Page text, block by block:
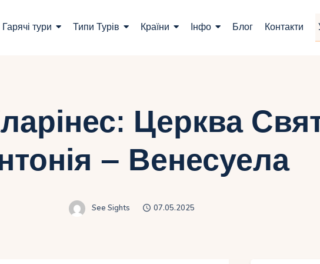
Гарячі тури Типи Турів Країни Інфо Блог Контакти
Церква
– Венесуела
See Sights 07.05.2025